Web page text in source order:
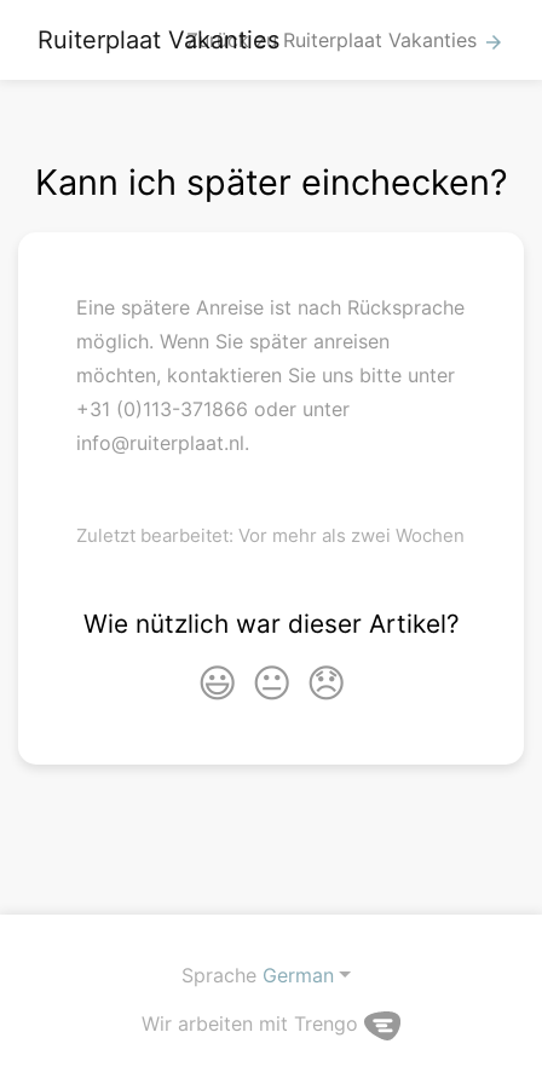
Ruiterplaat VakantiesZurück zu Ruiterplaat Vakanties arrow_forward
Kann ich später einchecken?
Eine spätere Anreise ist nach Rücksprache
möglich. Wenn Sie später anreisen
möchten, kontaktieren Sie uns bitte unter
+31 (0)113-371866 oder unter
info@ruiterplaat.nl.
Zuletzt bearbeitet: Vor mehr als zwei Wochen
Wie nützlich war dieser Artikel?
😃 😐 😞
Sprache German
Wir arbeiten mit Trengo